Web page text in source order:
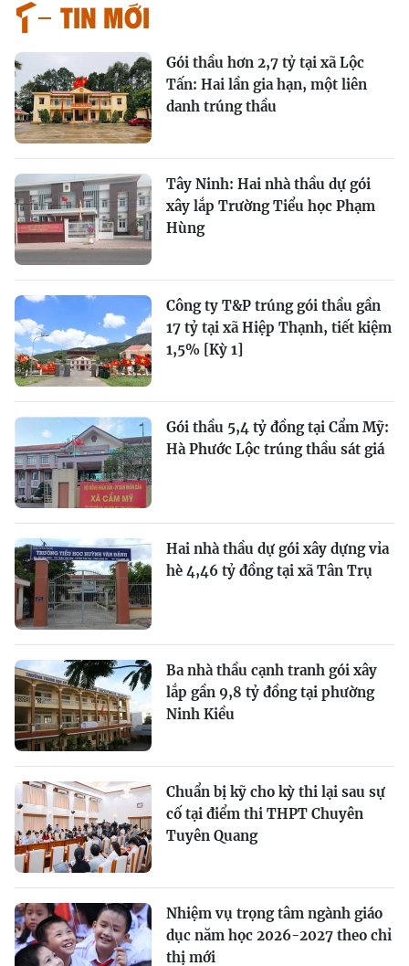
Tin mới
Gói thầu hơn 2,7 tỷ tại xã Lộc
Tấn: Hai lần gia hạn, một liên
danh trúng thầu
Tây Ninh: Hai nhà thầu dự gói
xây lắp Trường Tiểu học Phạm
Hùng
Công ty T&P trúng gói thầu gần
17 tỷ tại xã Hiệp Thạnh, tiết kiệm
1,5% [Kỳ 1]
Gói thầu 5,4 tỷ đồng tại Cẩm Mỹ:
Hà Phước Lộc trúng thầu sát giá
Hai nhà thầu dự gói xây dựng vỉa
hè 4,46 tỷ đồng tại xã Tân Trụ
Ba nhà thầu cạnh tranh gói xây
lắp gần 9,8 tỷ đồng tại phường
Ninh Kiều
Chuẩn bị kỹ cho kỳ thi lại sau sự
cố tại điểm thi THPT Chuyên
Tuyên Quang
Nhiệm vụ trọng tâm ngành giáo
dục năm học 2026-2027 theo chỉ
thị mới